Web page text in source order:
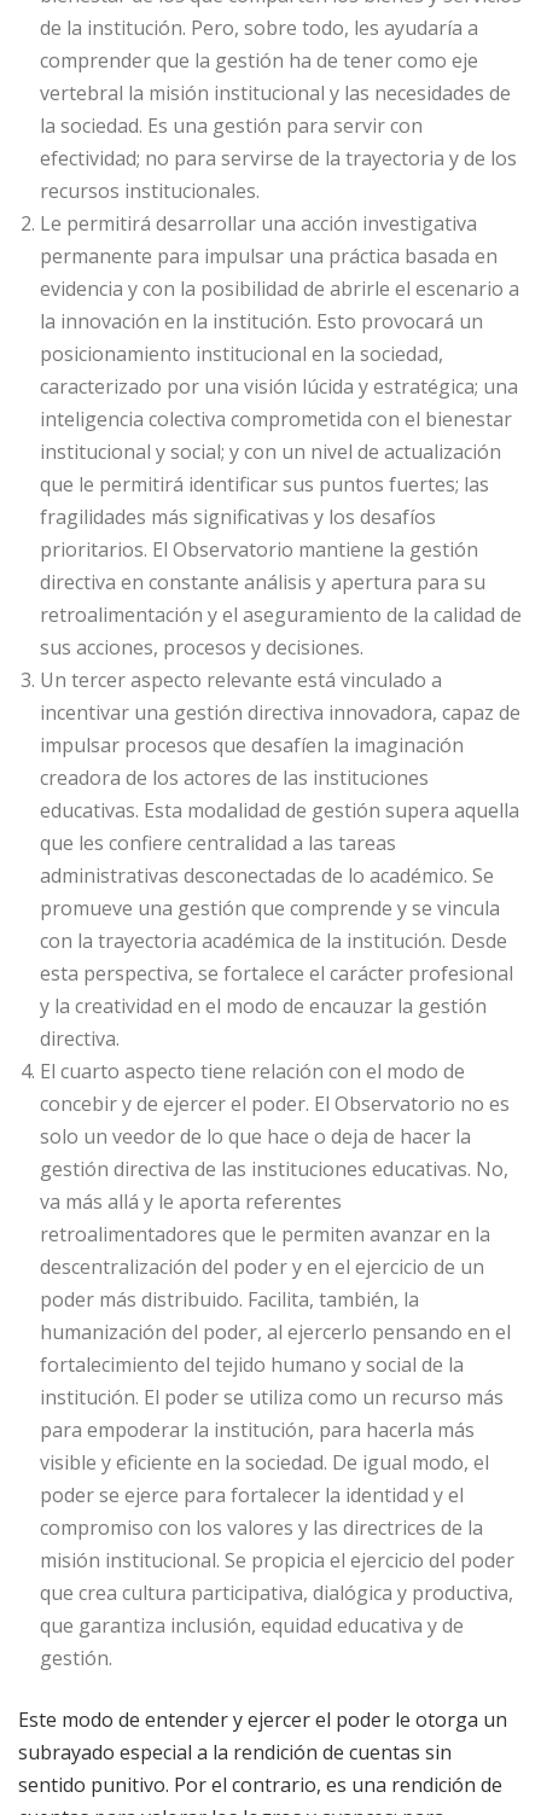
de la institución. Pero, sobre todo, les ayudaría a
comprender que la gestión ha de tener como eje
vertebral la misión institucional y las necesidades de
la sociedad. Es una gestión para servir con
efectividad; no para servirse de la trayectoria y de los
recursos institucionales.
Le permitirá desarrollar una acción investigativa
permanente para impulsar una práctica basada en
evidencia y con la posibilidad de abrirle el escenario a
la innovación en la institución. Esto provocará un
posicionamiento institucional en la sociedad,
caracterizado por una visión lúcida y estratégica; una
inteligencia colectiva comprometida con el bienestar
institucional y social; y con un nivel de actualización
que le permitirá identificar sus puntos fuertes; las
fragilidades más significativas y los desafíos
prioritarios. El Observatorio mantiene la gestión
directiva en constante análisis y apertura para su
retroalimentación y el aseguramiento de la calidad de
sus acciones, procesos y decisiones.
Un tercer aspecto relevante está vinculado a
incentivar una gestión directiva innovadora, capaz de
impulsar procesos que desafíen la imaginación
creadora de los actores de las instituciones
educativas. Esta modalidad de gestión supera aquella
que les confiere centralidad a las tareas
administrativas desconectadas de lo académico. Se
promueve una gestión que comprende y se vincula
con la trayectoria académica de la institución. Desde
esta perspectiva, se fortalece el carácter profesional
y la creatividad en el modo de encauzar la gestión
directiva.
El cuarto aspecto tiene relación con el modo de
concebir y de ejercer el poder. El Observatorio no es
solo un veedor de lo que hace o deja de hacer la
gestión directiva de las instituciones educativas. No,
va más allá y le aporta referentes
retroalimentadores que le permiten avanzar en la
descentralización del poder y en el ejercicio de un
poder más distribuido. Facilita, también, la
humanización del poder, al ejercerlo pensando en el
fortalecimiento del tejido humano y social de la
institución. El poder se utiliza como un recurso más
para empoderar la institución, para hacerla más
visible y eficiente en la sociedad. De igual modo, el
poder se ejerce para fortalecer la identidad y el
compromiso con los valores y las directrices de la
misión institucional. Se propicia el ejercicio del poder
que crea cultura participativa, dialógica y productiva,
que garantiza inclusión, equidad educativa y de
gestión.
Este modo de entender y ejercer el poder le otorga un
subrayado especial a la rendición de cuentas sin
sentido punitivo. Por el contrario, es una rendición de